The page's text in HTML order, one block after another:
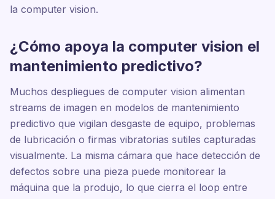
la computer vision.
¿Cómo apoya la computer vision el
mantenimiento predictivo?
Muchos despliegues de computer vision alimentan
streams de imagen en modelos de mantenimiento
predictivo que vigilan desgaste de equipo, problemas
de lubricación o firmas vibratorias sutiles capturadas
visualmente. La misma cámara que hace detección de
defectos sobre una pieza puede monitorear la
máquina que la produjo, lo que cierra el loop entre